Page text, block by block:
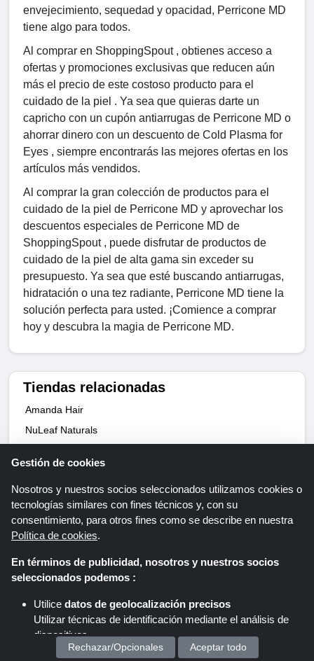
envejecimiento, sequedad y opacidad, Perricone MD
tiene algo para todos.
Al comprar en ShoppingSpout , obtienes acceso a
ofertas y promociones exclusivas que reducen aún
más el precio de este costoso producto para el
cuidado de la piel . Ya sea que quieras darte un
capricho con un cupón antiarrugas de Perricone MD o
ahorrar dinero con un descuento de Cold Plasma for
Eyes , siempre encontrarás las mejores ofertas en los
artículos más vendidos.
Al comprar la gran colección de productos para el
cuidado de la piel de Perricone MD y aprovechar los
descuentos especiales de Perricone MD de
ShoppingSpout , puede disfrutar de productos de
cuidado de la piel de alta gama sin exceder su
presupuesto. Ya sea que esté buscando antiarrugas,
hidratación o una tez radiante, Perricone MD tiene la
solución perfecta para usted. ¡Comience a comprar
hoy y descubra la magia de Perricone MD.
Tiendas relacionadas
Amanda Hair
NuLeaf Naturals
Lifelong
Azuline Hotels
Lumiere Hairs
Dorsanee Hair
Perricone MD
Gestión de cookies
Nosotros y nuestros socios seleccionados utilizamos cookies o
tecnologías similares con fines técnicos y, con su
consentimiento, para otros fines como se describe en nuestra
Política de cookies.
En términos de publicidad, nosotros y nuestros socios
seleccionados podemos :
Utilice datos de geolocalización precisos
Utilizar técnicas de identificación mediante el análisis de
dispositivos.
Almacenar y/o acceder a información en un dispositivo
Rechazar/Opcionales Aceptar todo